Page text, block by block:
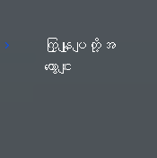
ကြှနျုပျတို့အ
ကွောငျး